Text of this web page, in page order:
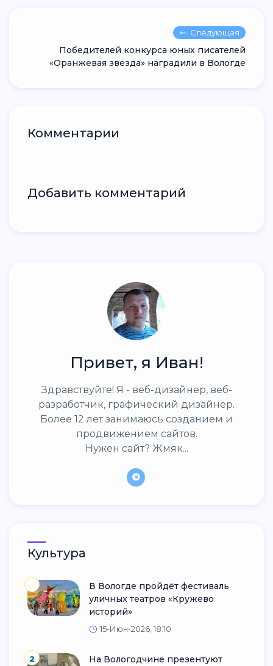
Следующая
Победителей конкурса юных писателей
«Оранжевая звезда» наградили в Вологде
Комментарии
Добавить комментарий
Привет, я Иван!
Здравствуйте! Я - веб-дизайнер, веб-
разработчик, графический дизайнер.
Более 12 лет занимаюсь созданием и
продвижением сайтов.
Нужен сайт? Жмяк...
Культура
В Вологде пройдёт фестиваль
уличных театров «Кружево
историй»
15-Июн-2026, 18:10
2
На Вологодчине презентуют